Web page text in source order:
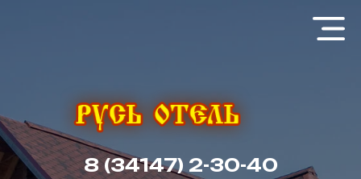
8 (34147) 2-30-40